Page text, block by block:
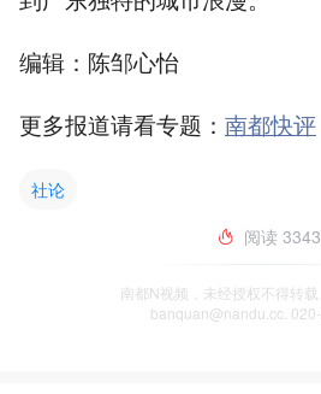
编辑：陈邹心怡
更多报道请看专题： 南都快评
社论
阅读 3343
南都N视频，未经授权不得转
banquan@nandu.cc.